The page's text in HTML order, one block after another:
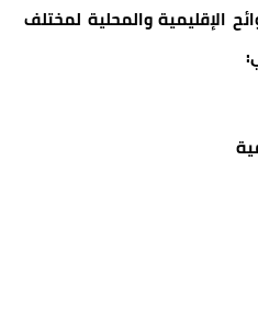
الإقليمية والمحلية لمختلف